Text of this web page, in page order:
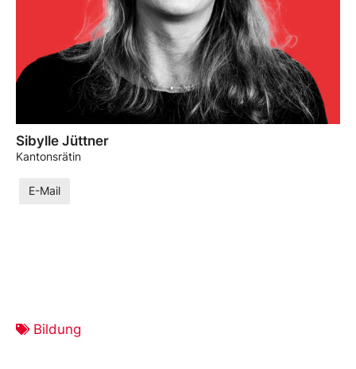
Sibylle Jüttner
Kantonsrätin
E-Mail
Bildung